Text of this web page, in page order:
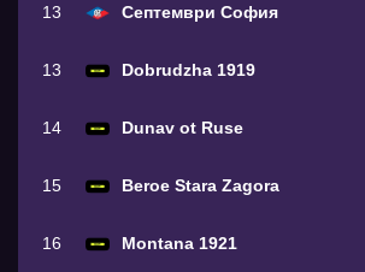
13 Септември София
13 Dobrudzha 1919
14 Dunav ot Ruse
15 Beroe Stara Zagora
16 Montana 1921